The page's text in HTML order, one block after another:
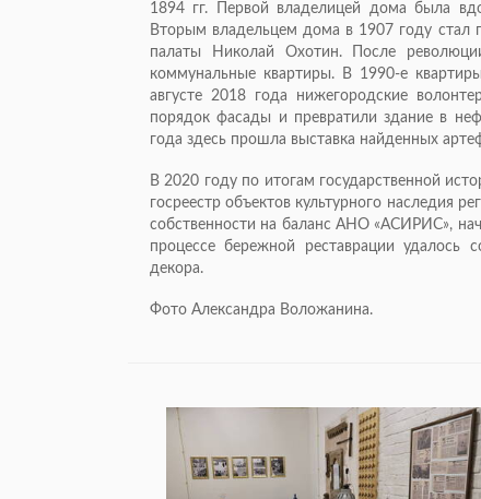
1894 гг. Первой владелицей дома была
Вторым владельцем дома в 1907 году стал
палаты Николай Охотин. После
коммунальные квартиры. В 1990-е
августе 2018 года нижегородские
порядок фасады и превратили здание в
года здесь прошла выставка найденных
В 2020 году по итогам государственной
госреестр объектов культурного наследия
собственности на баланс АНО «АСИРИС»,
процессе бережной реставрации удалось
декора.
Фото Александра Воложанина.